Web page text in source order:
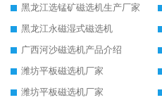
黑龙江选锰矿磁选机生产厂家
黑龙江永磁湿式磁选机
广西河沙磁选机产品介绍
潍坊平板磁选机厂家
潍坊平板磁选机厂家